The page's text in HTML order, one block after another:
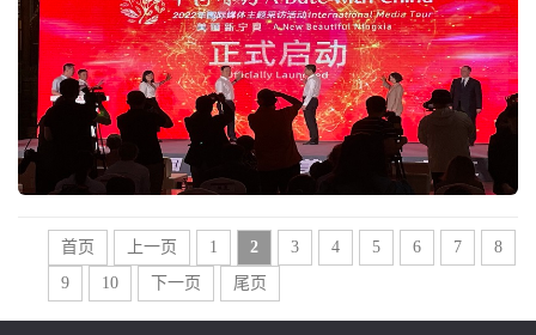
首页 上一页 1 2 3 4 5 6 7
8
9
10 下一页 尾页